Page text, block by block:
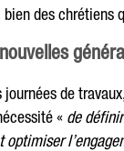
des chrétiens
de
« de
optimiser